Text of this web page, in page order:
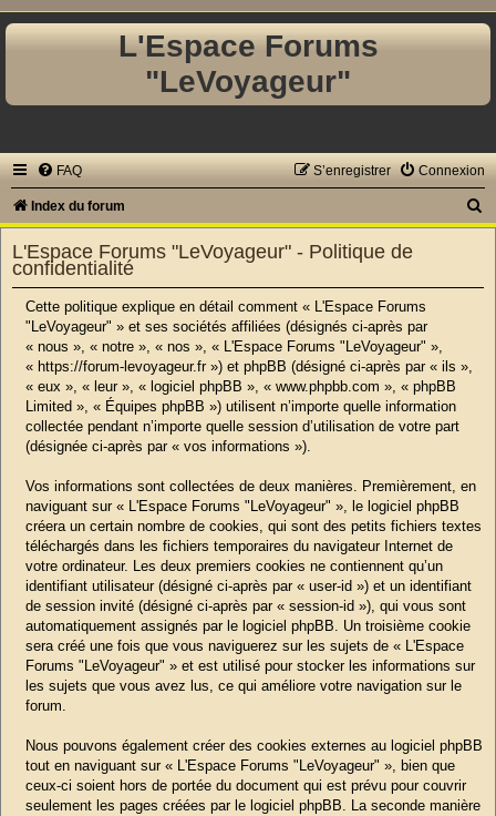
L'Espace Forums
"LeVoyageur"
FAQ Connexion
S’enregistrer
Index du forum
L'Espace Forums "LeVoyageur" - Politique de
confidentialité
Cette politique explique en détail comment « L'Espace Forums
"LeVoyageur" » et ses sociétés affiliées (désignés ci-après par
« nous », « notre », « nos », « L'Espace Forums "LeVoyageur" »,
« https://forum-levoyageur.fr ») et phpBB (désigné ci-après par « ils »,
« eux », « leur », « logiciel phpBB », « www.phpbb.com », « phpBB
Limited », « Équipes phpBB ») utilisent n’importe quelle information
collectée pendant n’importe quelle session d’utilisation de votre part
(désignée ci-après par « vos informations »).
Vos informations sont collectées de deux manières. Premièrement, en
naviguant sur « L'Espace Forums "LeVoyageur" », le logiciel phpBB
créera un certain nombre de cookies, qui sont des petits fichiers textes
téléchargés dans les fichiers temporaires du navigateur Internet de
votre ordinateur. Les deux premiers cookies ne contiennent qu’un
identifiant utilisateur (désigné ci-après par « user-id ») et un identifiant
de session invité (désigné ci-après par « session-id »), qui vous sont
automatiquement assignés par le logiciel phpBB. Un troisième cookie
sera créé une fois que vous naviguerez sur les sujets de « L'Espace
Forums "LeVoyageur" » et est utilisé pour stocker les informations sur
les sujets que vous avez lus, ce qui améliore votre navigation sur le
forum.
Nous pouvons également créer des cookies externes au logiciel phpBB
tout en naviguant sur « L'Espace Forums "LeVoyageur" », bien que
ceux-ci soient hors de portée du document qui est prévu pour couvrir
seulement les pages créées par le logiciel phpBB. La seconde manière